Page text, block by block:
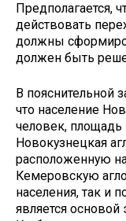
Предполагается,
действовать
должны
должен быть
В пояснительной
что население
человек, площадь
Новокузнецкая
расположенную
Кемеровскую
населения, так и
является